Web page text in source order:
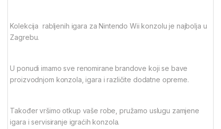
Kolekcija rabljenih igara za Nintendo Wii konzolu je najbolja u
Zagrebu.
U ponudi imamo sve renomirane brandove koji se bave
proizvodnjom konzola, igara i različite dodatne opreme.
Također vršimo otkup vaše robe, pružamo uslugu zamjene
igara i servisiranje igraćih konzola.